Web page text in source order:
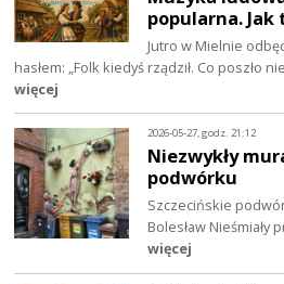
popularna. Jak
Jutro w Mielnie
hasłem: „Folk kiedyś rządził. Co poszło
więcej
2026-05-27, godz. 21:12
Niezwykły
podwórku
Szczecińskie
Bolesław Nieśmiały
więcej